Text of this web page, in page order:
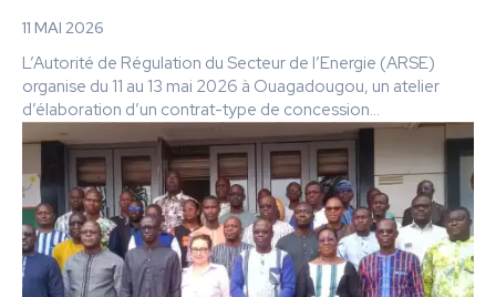
11 MAI 2026
L’Autorité de Régulation du Secteur de l’Energie (ARSE)
organise du 11 au 13 mai 2026 à Ouagadougou, un atelier
d’élaboration d’un contrat-type de concession...